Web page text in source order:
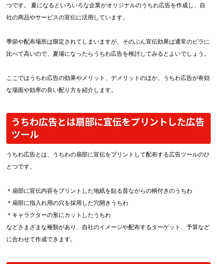
つです。 夏になるといろいろな企業がオリジナルのうちわ広告を作成し、自
社の商品やサービスの宣伝に活用しています。
季節や配布場所は限定されてしまいますが、そのぶん宣伝効果は通常のビラに
比べて高いので、夏場になったらうちわ広告を検討してみるとよいでしょう。
ここではうちわ広告の効果やメリット、デメリットのほか、うちわ広告が有効
な場面や効率の良い配り方を紹介します。
うちわ広告とは扇部に宣伝をプリントした広告
ツール
うちわ広告とは、うちわの扇部に宣伝をプリントして配布する広告ツールのひ
とつです。
＊扇部に宣伝内容をプリントした地紙を貼る昔ながらの柄付きのうちわ
＊扇部に指入れ用の穴を採用した穴開きうちわ
＊キャラクターの形にカットしたうちわ
などさまざまな種類があり、自社のイメージや配布するターゲット、予算など
に合わせて作成できます。
商品別のよくある質問
中綴じ冊子
季節商品
封筒／クリアファイル